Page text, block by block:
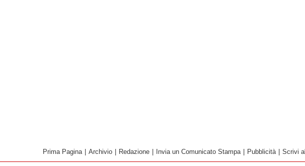
Prima Pagina Archivio Redazione Invia un Comunicato Stampa Pubblicità Scrivi